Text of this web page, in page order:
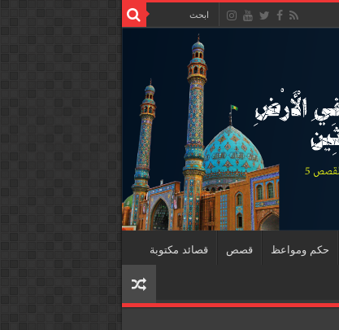
حكم ومواعظ قصص قصائد مكتوبة